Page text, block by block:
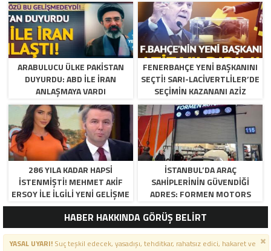
ARABULUCU ÜLKE PAKISTAN
DUYURDU: ABD ILE İRAN
ANLAŞMAYA VARDI
FENERBAHÇE YENI BAŞKANINI
SEÇTI! SARI-LACIVERTLILER’DE
SEÇIMIN KAZANANI AZIZ
YILDIRIM OLDU
286 YILA KADAR HAPSI
ISTENMIŞTI! MEHMET AKIF
ERSOY ILE ILGILI YENI GELIŞME
İSTANBUL’DA ARAÇ
SAHIPLERININ GÜVENDIĞI
ADRES: FORMEN MOTORS
HABER HAKKINDA GÖRÜŞ BELİRT
YASAL UYARI!Suç teşkil edecek, yasadışı, tehditkar, rahatsız edici, hakaret ve